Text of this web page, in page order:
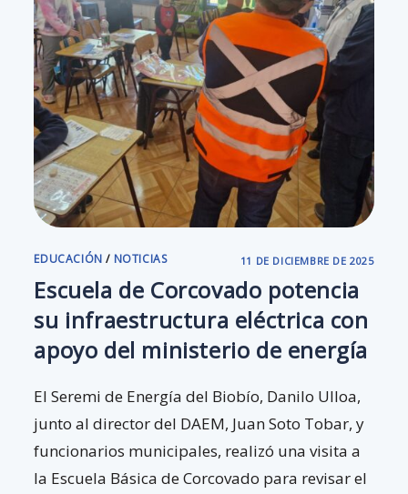
EDUCACIÓN / NOTICIAS
Escuela de Corcovado potencia
su infraestructura eléctrica con
apoyo del ministerio de energía
El Seremi de Energía del Biobío, Danilo Ulloa,
junto al director del DAEM, Juan Soto Tobar, y
funcionarios municipales, realizó una visita a
la Escuela Básica de Corcovado para revisar el
11 DE DICIEMBRE DE 2025